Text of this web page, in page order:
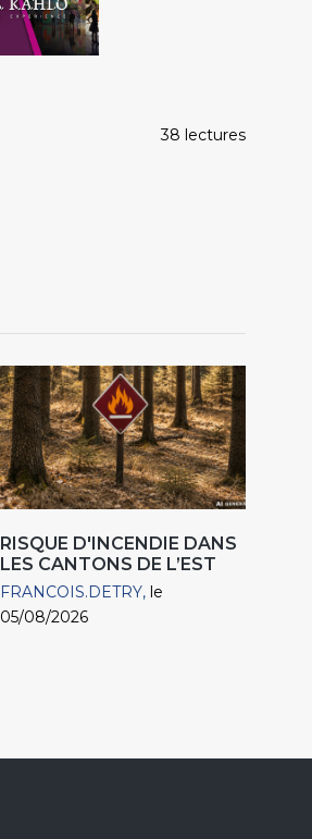
38 lectures
RISQUE D'INCENDIE DANS
LES CANTONS DE L’EST
FRANCOIS.DETRY le
05/08/2026